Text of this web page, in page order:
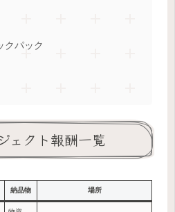
クパック
ェクト報酬一覧
納品物 場所